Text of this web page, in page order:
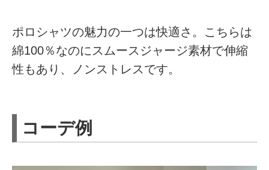
ポロシャツの魅力の一つは快適さ。こちらは
綿100％なのにスムースジャージ素材で伸縮
性もあり、ノンストレスです。
コーデ例